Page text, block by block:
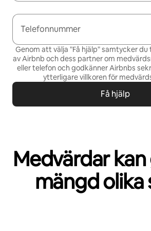
Telefonnummer
Genom att välja "Få hjälp" samtycker
av Airbnb och dess partner om
eller telefon och godkänner Airbnbs
ytterligare villkoren för
Få hjälp
Medvärdar
mängd olika